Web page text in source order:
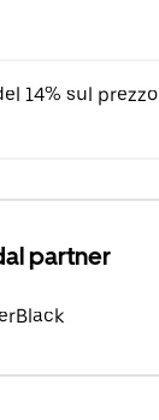
14% sul prezzo
partner